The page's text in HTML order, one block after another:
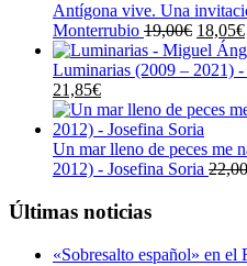
Antígona vive. Una
Monterrubio 19,00€ El
precio
original
19,00€.
18,05€
Luminarias (2009 – 2021)
El
precio
original
era:
23,00€.
21,85€El
precio
actual
es:
21,85€.
Un mar lleno de peces me
2012) - Josefina Soria 22,00
Últimas noticias
«Sobresalto español» en